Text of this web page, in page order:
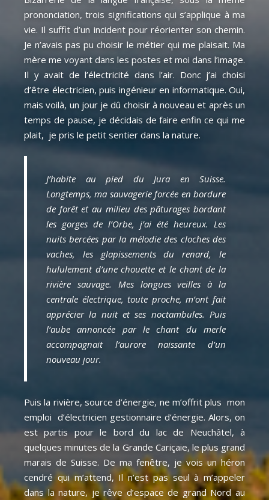
prononciation, trois significations qui s’applique à ma
vie. Il suffit d’un incident pour réorienter son chemin.
Je n’avais pas pu choisir le métier qui me plaisait. Ma
mère me voyant dans les postes et moi dans l’image.
Il y avait de l’électricité dans l’air. Donc j’ai choisi
d’être électricien, puis ingénieur en informatique. Oui,
mais voilà, un jour je dû choisir à nouveau et après un
temps de pause, je décidais de faire enfin ce qui me
plait, je pris le petit sentier dans la nature.
J’habite au pied du Jura en Suisse.
Longtemps, ma sauvagerie forcée en bordure
de forêt et au milieu des pâturages bordant
les gorges de l’Orbe, j’ai été heureux. Les
nuits bercées par la mélodie des cloches des
vaches, les glapissements du renard, le
hululement d’une chouette et le chant de la
rivière sauvage. Mes longues veilles à la
centrale électrique, toute proche, m’ont fait
apprécier la nuit et ses noctambules. Puis
l’aube annoncée par le chant du merle
accompagnait l’aurore naissante d’un
nouveau jour.
Puis la rivière, source d’énergie, ne m’offrit plus mon
emploi d’électricien gestionnaire d’énergie. Alors, on
est partis pour le bord du lac de Neuchâtel, à
quelques minutes de la Grande Cariçaie, le plus grand
marais de Suisse. De ma fenêtre, je vois un héron
cendré qui m’attend, Il n’est pas seul à m’appeler
dans la nature, je rêve d’espace de grand Nord au